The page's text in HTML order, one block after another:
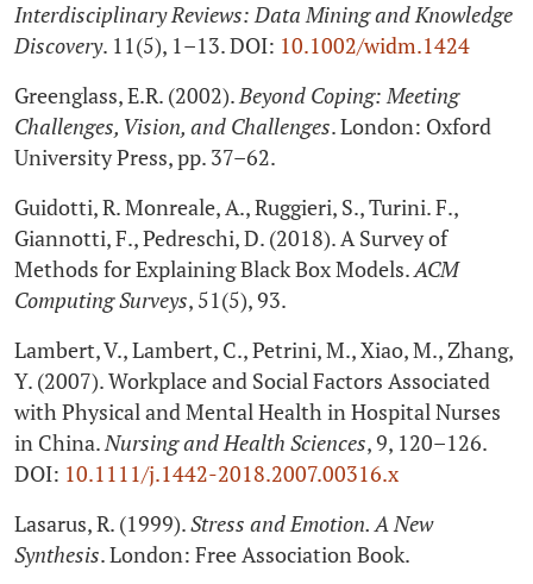
Interdisciplinary Reviews: Data Mining and Knowledge
Discovery. 11(5), 1–13. DOI: 10.1002/widm.1424
Greenglass, E.R. (2002).Beyond Coping: Meeting
Challenges, Vision, and Challenges. London: Oxford
University Press, pp. 37–62.
Guidotti, R. Monreale, A., Ruggieri, S., Turini. F.,
Giannotti, F., Pedreschi, D. (2018). A Survey of
Methods for Explaining Black Box Models.ACM
Computing Surveys, 51(5), 93.
Lambert, V., Lambert, C., Petrini, M., Xiao, M., Zhang,
Y. (2007). Workplace and Social Factors Associated
with Physical and Mental Health in Hospital Nurses
in China.Nursing and Health Sciences, 9, 120–126.
DOI: 10.1111/j.1442-2018.2007.00316.x
Lasarus, R. (1999).Stress and Emotion. A New
Synthesis. London: Free Association Book.